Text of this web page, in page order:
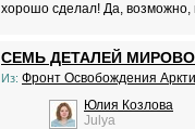
хорошо сделал! Да, возможно,
СЕМЬ ДЕТАЛЕЙ
Из: Фронт Освобождения
Юлия Козлова
Julya